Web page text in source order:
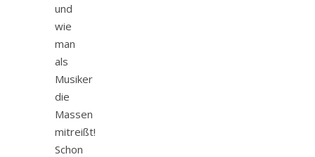
und
wie
man
als
Musiker
die
Massen
mitreißt!
Schon